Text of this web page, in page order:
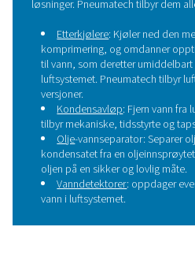
Vannutskillere er viktige
konstruert for å fjerne
trykkluften. Ved
separatorene
opprettholder systemets
Hvorfor er